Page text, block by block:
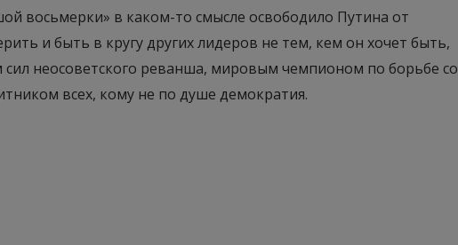
восьмерки» в каком-то смысле освободило Путина от
и быть в кругу других лидеров не тем, кем он хочет быть,
неосоветского реванша, мировым чемпионом по борьбе со
всех, кому не по душе демократия.